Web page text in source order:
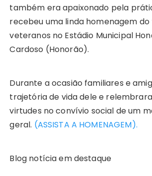
também era apaixonado pela
recebeu uma linda homenagem
veteranos no Estádio Municipal
Cardoso (Honorão).
Durante a ocasião familiares e
trajetória de vida dele e
virtudes no convívio social de um
geral. (ASSISTA A HOMENAGEM).
Blog notícia em destaque